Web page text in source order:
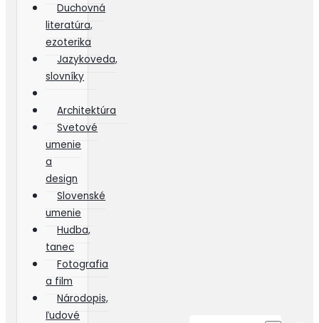
Duchovná
literatúra,
ezoterika
Jazykoveda,
slovníky
Architektúra
Svetové
umenie
a
design
Slovenské
umenie
Hudba,
tanec
Fotografia
a film
Národopis,
ľudové